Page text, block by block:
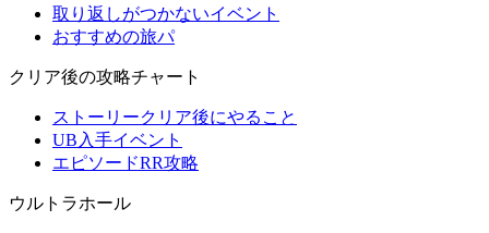
取り返しがつかないイベント
おすすめの旅パ
クリア後の攻略チャート
ストーリークリア後にやること
UB入手イベント
エピソードRR攻略
ウルトラホール